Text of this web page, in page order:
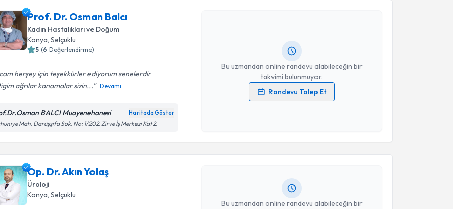
Prof. Dr. Osman Balcı
Kadın Hastalıkları ve Doğum
Konya, Selçuklu
5 (6 Değerlendirme)
herşey için teşekkürler ediyorum senelerdir
ağrılar kanamalar sizin...
Devamı
BALCI Muayenehanesi Haritada Göster
Mah. Darüşşifa Sok. No: 1/202. Zirve İş Merkezi Kat 2.
Bu uzmandan online randevu alabileceğin bir
takvimi bulunmuyor.
Randevu Talep Et
Prof. Dr. Osman Balcı
Kişisel verilerimin işlenmesine ilişkinAydınlatma Metni
Takvim Talebini Gönder
Op. Dr. Akın Yolaş
Üroloji
Konya, Selçuklu
Bu uzmandan online randevu alabileceğin bir